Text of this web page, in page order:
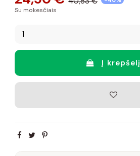
Su mokesčiais
Į krepšelį